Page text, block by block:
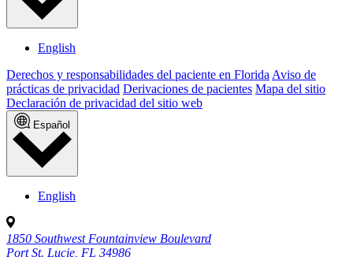
English
Derechos y responsabilidades del paciente en Florida Aviso de
prácticas de privacidad Derivaciones de pacientes Mapa del sitio
Declaración de privacidad del sitio web
Español
English
1850 Southwest Fountainview Boulevard
Port St. Lucie, FL 34986